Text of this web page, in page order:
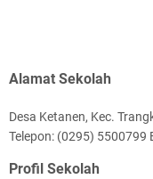
Alamat Sekolah
Desa Ketanen, Kec.
Telepon: (0295) 5500799
Profil Sekolah